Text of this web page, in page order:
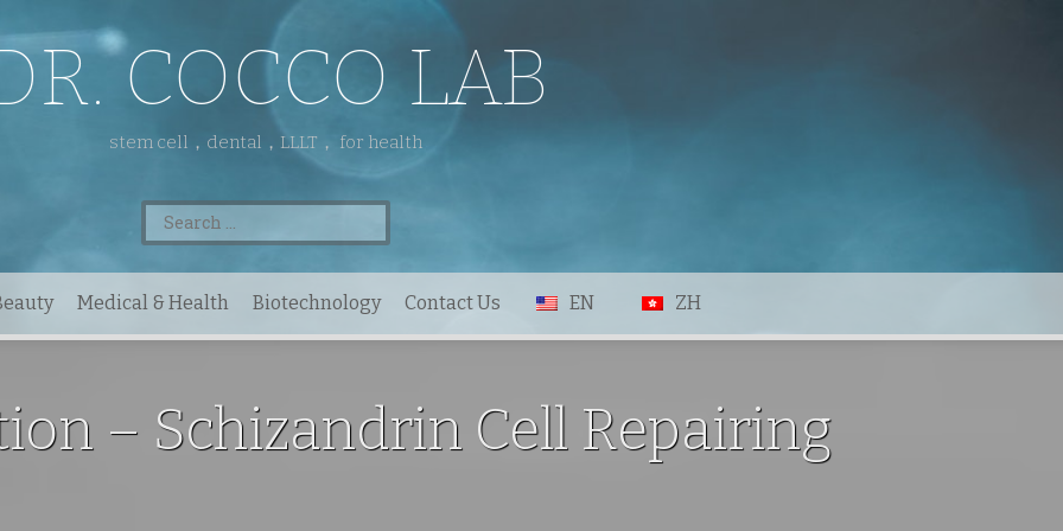
COCCO LAB
stem cell，dental，LLLT， for health
Search
for:
Medical & Health Biotechnology Contact Us EN ZH
– Schizandrin Cell Repairing